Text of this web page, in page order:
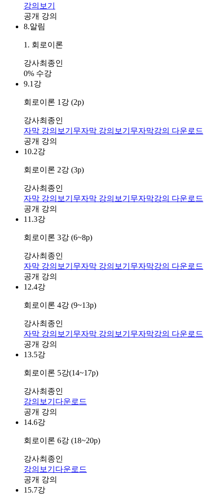
강의보기
공개 강의
8.알림
1. 회로이론
강사최종인
0% 수강
9.1강
회로이론 1강 (2p)
강사최종인
자막 강의보기 무자막 강의보기 무자막강의 다운로드
공개 강의
10.2강
회로이론 2강 (3p)
강사최종인
자막 강의보기 무자막 강의보기 무자막강의 다운로드
공개 강의
11.3강
회로이론 3강 (6~8p)
강사최종인
자막 강의보기 무자막 강의보기 무자막강의 다운로드
공개 강의
12.4강
회로이론 4강 (9~13p)
강사최종인
자막 강의보기 무자막 강의보기 무자막강의 다운로드
공개 강의
13.5강
회로이론 5강(14~17p)
강사최종인
강의보기 다운로드
공개 강의
14.6강
회로이론 6강 (18~20p)
강사최종인
강의보기 다운로드
공개 강의
15.7강